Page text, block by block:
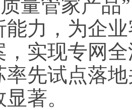
量管家产品
能力，为企
，实现专网
率先试点落
著。